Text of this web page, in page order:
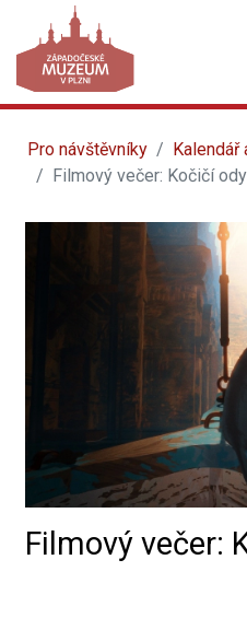
Pro návštěvníky
Kalendář
Filmový večer: Kočičí
Filmový večer: